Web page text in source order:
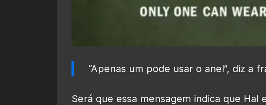
“Apenas um pode usar o anel”, diz a
Será que essa mensagem indica que